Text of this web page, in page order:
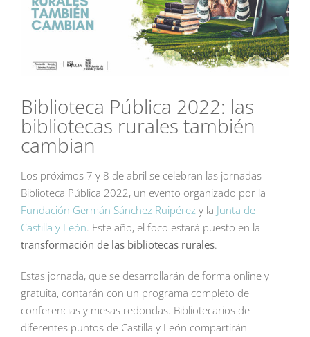
Biblioteca Pública 2022: las
bibliotecas rurales también
cambian
Los próximos 7 y 8 de abril se celebran las jornadas
Biblioteca Pública 2022, un evento organizado por la
Fundación Germán Sánchez Ruipérez y la Junta de
Castilla y León. Este año, el foco estará puesto en la
transformación de las bibliotecas rurales.
Estas jornada, que se desarrollarán de forma online y
gratuita, contarán con un programa completo de
conferencias y mesas redondas. Bibliotecarios de
diferentes puntos de Castilla y León compartirán